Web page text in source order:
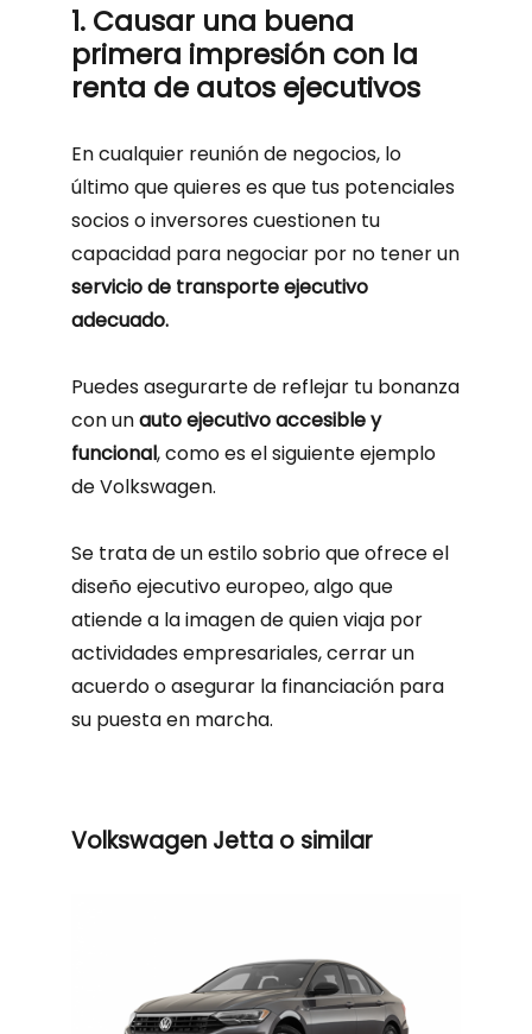
1. Causar una buena
primera impresión con la
renta de autos ejecutivos
En cualquier reunión de negocios, lo
último que quieres es que tus potenciales
socios o inversores cuestionen tu
capacidad para negociar por no tener un
servicio de transporte ejecutivo
adecuado.
Puedes asegurarte de reflejar tu bonanza
con unauto ejecutivo accesible y
funcional, como es el siguiente ejemplo
de Volkswagen.
Se trata de un estilo sobrio que ofrece el
diseño ejecutivo europeo, algo que
atiende a la imagen de quien viaja por
actividades empresariales, cerrar un
acuerdo o asegurar la financiación para
su puesta en marcha.
Volkswagen Jetta o similar